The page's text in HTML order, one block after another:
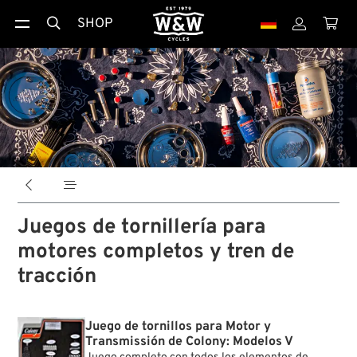
 SHOP  
 
Juegos de tornillería para
motores completos y tren de
tracción
Juego de tornillos para Motor y
Transmissión de Colony: Modelos V